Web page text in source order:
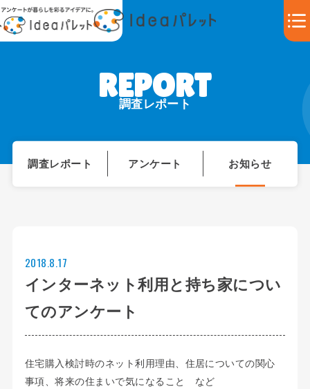
調査レポート
調査レポート アンケート お知らせ
インターネット利用と持ち家につい
てのアンケート
2018.8.17
住宅購入検討時のネット利用理由、住居についての関心
事項、将来の住まいで気になること など